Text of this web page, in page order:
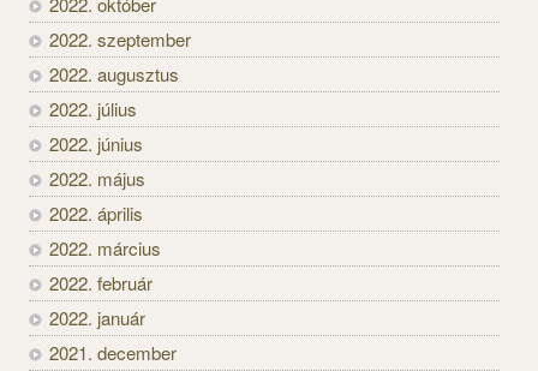
2022. szeptember
2022. augusztus
2022. július
2022. június
2022. május
2022. április
2022. március
2022. február
2022. január
2021. december